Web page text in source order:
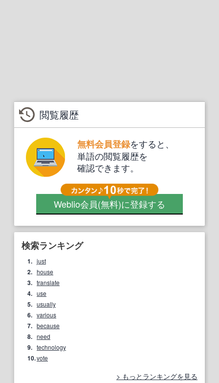
閲覧履歴
無料会員登録をすると、
単語の閲覧履歴を
確認できます。
Weblio会員(無料)に登録する
検索ランキング
1. just
2. house
3. translate
4. use
5. usually
6. various
7. because
8. need
9. technology
10.vote
もっとランキングを見る